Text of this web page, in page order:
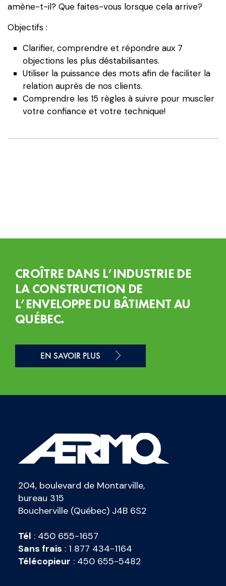
amène-t-il? Que faites-vous lorsque cela arrive?
Objectifs :
Clarifier, comprendre et répondre aux 7
objections les plus déstabilisantes.
Utiliser la puissance des mots afin de faciliter la
relation auprès de nos clients.
Comprendre les 15 règles à suivre pour muscler
votre confiance et votre technique!
CROÎTRE DANS L’INDUSTRIE DE
LA CONSTRUCTION DE
L’ENVELOPPE DU BÂTIMENT AU
QUÉBEC.
EN SAVOIR PLUS
204, boulevard de Montarville,
bureau 315
Boucherville (Québec) J4B 6S2
Tél : 450 655-1657
Sans frais : 1 877 434-1164
Télécopieur : 450 655-5482